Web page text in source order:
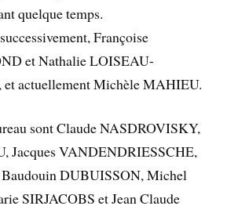
quelque temps.
Françoise
et Nathalie LOISEAU-
actuellement Michèle MAHIEU.
sont Claude NASDROVISKY,
Jacques VANDENDRIESSCHE,
DUBUISSON, Michel
SIRJACOBS et Jean Claude